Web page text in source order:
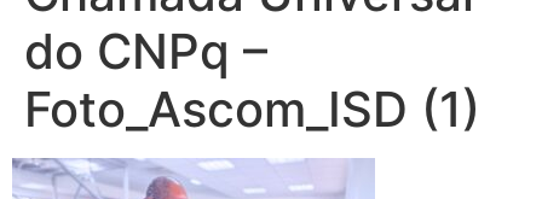
do CNPq –
Foto_Ascom_ISD (1)